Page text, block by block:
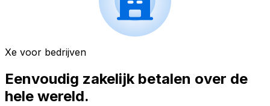
Xe voor bedrijven
Eenvoudig zakelijk betalen over de
hele wereld.